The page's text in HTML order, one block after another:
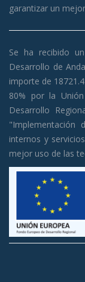
garantizar un
Se ha recibido
Desarrollo de
importe de
80% por la
Desarrollo
"Implementación
internos y
mejor uso de las